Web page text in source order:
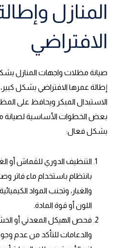
المنازل
الافتراضي
صيانة مظلات واجهات المنازل
إطالة عمرها الافتراضي بشكل
الاستبدال المبكر ويحافظ على
بعض الخطوات الأساسية لصيانة
بشكل فعال:
التنظيف الدوري للقماش أو
بانتظام باستخدام ماء فاتر
والغبار، وتجنب المواد
اللون أو قوة المادة.
فحص الهيكل المعدني أو
والدعامات للتأكد من عدم